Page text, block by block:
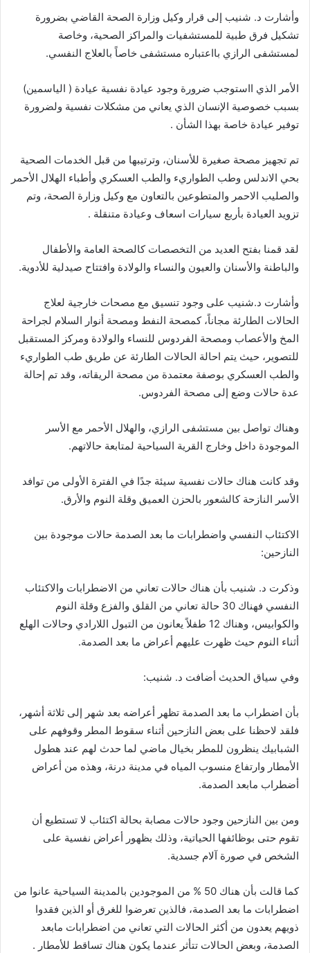
واشارت د. شنيب إلى قرار وكيل وزارة الصحة القاضي بضرورة
تشكيل فرق طبية للمستشفيات والمراكز الصحية، وخاصة
لمستشفى الرازي بااعتباره مستشفى خاصاً بالعلاج النفسي.
الأمر الذي ااستوجب ضرورة وجود عيادة نفسية عيادة ( الياسمين)
بسبب خصوصية الإنسان الذي يعاني من مشكلات نفسية ولضرورة
توفير عيادة خاصة بهذا الشان .
تم تجهيز مصحة صغيرة للأسنان، وترتيبها من قبل الخدمات الصحية
بحي الاندلس وطب الطواريء والطب العسكري واطباء الهلال الأحمر
والصليب الاحمر والمتطوعين بالتعاون مع وكيل وزارة الصحة، وتم
تزويد العيادة باربع سيارات اسعاف وعيادة متنقلة .
لقد قمنا بفتح العديد من التخصصات كالصحة العامة والأطفال
والباطنة والأسنان والعيون والنساء والولادة وافتتاح صيدلية للأدوية.
واشارت د.شنيب على وجود تنسيق مع مصحات خارجية لعلاج
الحالات الطارئة مجاناً، كمصحة النفط ومصحة أنوار السلام لجراحة
المخ والأعصاب ومصحة الفردوس للنساء والولادة ومركز المستقبل
للتصوير، حيث يتم احالة الحالات الطارئة عن طريق طب الطواريء
والطب العسكري بوصفة معتمدة من مصحة الريقاته، وقد تم احالة
عدة حالات وضع إلى مصحة الفردوس.
وهناك تواصل بين مستشفى الرازي، والهلال الأحمر مع الأسر
الموجودة داخل وخارج القرية السياحية لمتابعة حالاتهم.
وقد كانت هناك حالات نفسية سيئة جدًا في الفترة الأولى من توافد
الأسر النازحة كالشعور بالحزن العميق وقلة النوم والأرق.
الاكتئاب النفسي واضطرابات ما بعد الصدمة حالات موجودة بين
النازحين:
وذكرت د. شنيب بان هناك حالات تعاني من الاضطرابات والاكتئاب
النفسي فهناك 30 حالة تعاني من القلق والفزع وقلة النوم
والكوابيس، وهناك 12 طفلاً يعانون من التبول اللارادي وحالات الهلع
اثناء النوم حيث ظهرت عليهم اعراض ما بعد الصدمة.
وفي سياق الحديث اضافت د. شنيب:
بان اضطراب ما بعد الصدمة تظهر اعراضه بعد شهر إلى ثلاثة اشهر،
فلقد لاحظنا على بعض النازحين أثناء سقوط المطر وقوفهم على
الشبابيك ينظرون للمطر بخيال ماضي لما حدث لهم عند هطول
الأمطار وارتفاع منسوب المياه في مدينة درنة، وهذه من أعراض
اضطراب مابعد الصدمة.
ومن بين النازحين وجود حالات مصابة بحالة اكتئاب لا تستطيع ان
تقوم حتى بوظائفها الحياتية، وذلك بظهور اعراض نفسية على
الشخص في صورة الام جسدية.
كما قالت بان هناك 50
% من الموجودين بالمدينة السياحية عانوا من
اضطرابات ما بعد الصدمة، فالذين تعرضوا للغرق او الذين فقدوا
ذويهم يعدون من اكثر الحالات التي تعاني من اضطرابات مابعد
الصدمة، وبعض الحالات تتاثر عندما يكون هناك تساقط للأمطار .